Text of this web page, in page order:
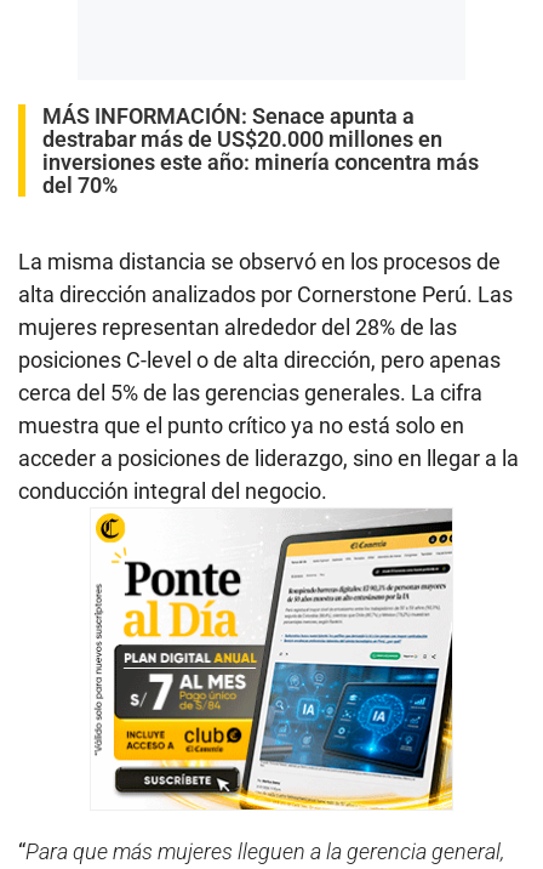
MÁS INFORMACIÓN: Senace apunta a
destrabar más de US$20.000 millones en
inversiones este año: minería concentra más
del 70%
La misma distancia se observó en los procesos de
alta dirección analizados por Cornerstone Perú. Las
mujeres representan alrededor del 28% de las
posiciones C-level o de alta dirección, pero apenas
cerca del 5% de las gerencias generales. La cifra
muestra que el punto crítico ya no está solo en
acceder a posiciones de liderazgo, sino en llegar a la
conducción integral del negocio.
“Para que más mujeres lleguen a la gerencia general,